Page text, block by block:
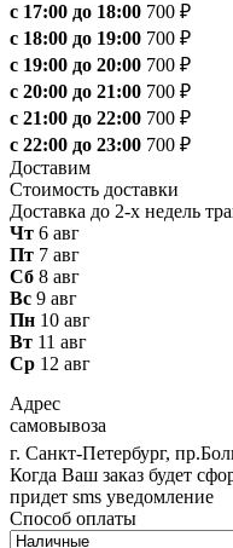
с 17:00 до 18:00 700 ₽
с 18:00 до 19:00 700 ₽
с 19:00 до 20:00 700 ₽
с 20:00 до 21:00 700 ₽
с 21:00 до 22:00 700 ₽
с 22:00 до 23:00 700 ₽
Доставим
Стоимость доставки
Доставка до 2-х недель
Чт 6 авг
Пт 7 авг
Сб 8 авг
Вс 9 авг
Пн 10 авг
Вт 11 авг
Ср 12 авг
Адрес
самовывоза
г. Санкт-Петербург,
Когда Ваш заказ будет
придет sms уведомление
Способ оплаты